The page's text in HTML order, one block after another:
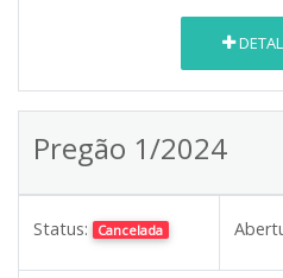
Pregão 1/2024
Status: Cancelada